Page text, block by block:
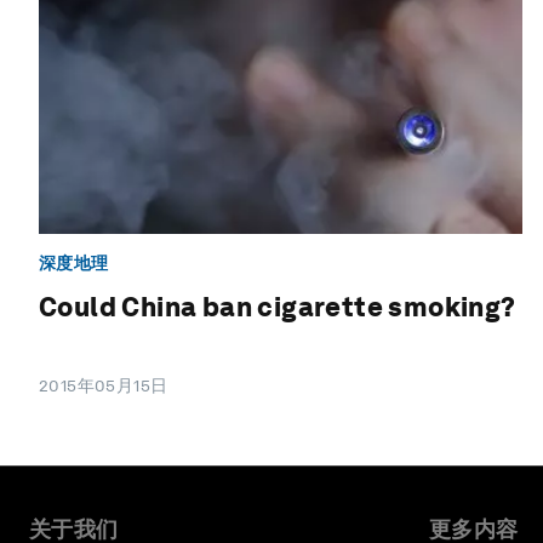
深度地理
Could China ban cigarette smoking?
2015年05月15日
关于我们 更多内容